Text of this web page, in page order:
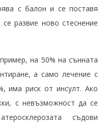
с балон и се поставя
развие ново стеснение
на 50% на сънната
а само лечение с
има риск от инсулт. Ако
с невъзможност да се
съдови